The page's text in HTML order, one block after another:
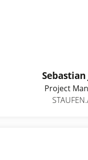
Sebastian
Project